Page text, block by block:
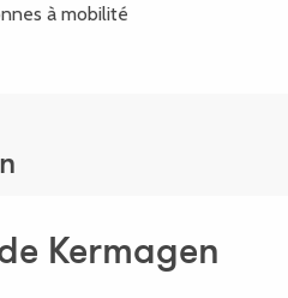
à mobilité
Kermagen